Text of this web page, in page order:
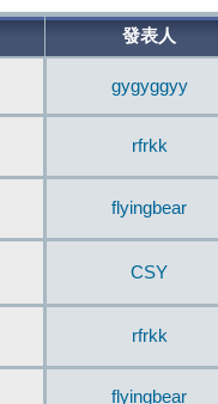
發表人
gygyggyy
rfrkk
flyingbear
CSY
rfrkk
flyingbear